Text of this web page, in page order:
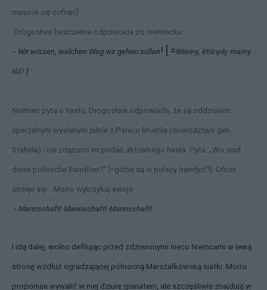
musicie się cofnąć]
Drogosław bezczelnie odpowiada po niemiecku:
- Wir wissen, welchen Weg wir gehen sollen ! [ =Wiemy, którędy mamy
iść! ]
Niemiec pyta o hasło, Drogosław odpowiada, że są oddziałem
specjalnym wysłanym pilnie z Pałacu Bruehla (dowództwo gen.
Stahela) i nie zdążono im podać aktualnego hasła. Pyta: „Wo sind
diese polnische Banditen?” [=gdzie są ci polscy bandyci?]. Oficer
śmieje się… Morro wykrzykuj swoje:
- Mannschaft! Mannschaft! Mannschaft!
I idą dalej, wolno defilując przed zdziwionymi nieco Niemcami w lewą
stronę wzdłuż ogradzającej północną Marszałkowską siatki. Morro
proponuje wywalić w niej dziurę granatem, ale szczęśliwie znajdują w